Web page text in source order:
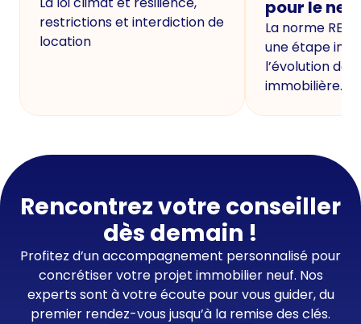
restrictions et interdiction de
location
pour le
La norme
une étape
l’évolution de
immobilière.
Rencontrez votre conseiller
dès demain !
Profitez d’un accompagnement personnalisé pour
concrétiser votre projet immobilier neuf. Nos
experts sont à votre écoute pour vous guider, du
premier rendez-vous jusqu’à la remise des clés.